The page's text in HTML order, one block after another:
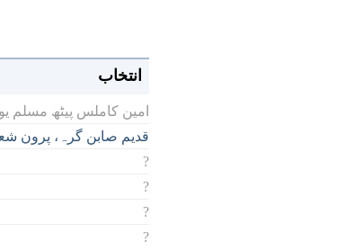
انتخاب
امین کاملس پیٹھ مسلم
قدیم صابن گرہ، پرون
?
?
?
?